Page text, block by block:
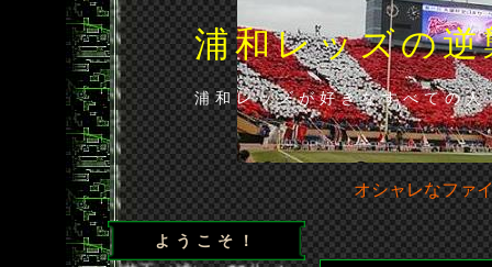
浦和レッズの
浦和レッズが好きなすべての
オシャレなファ
ようこそ！